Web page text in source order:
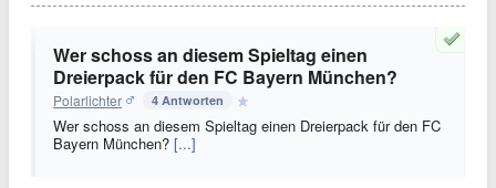
Wer schoss an diesem Spieltag einen
Dreierpack für den FC Bayern München?
Polarlichter 4 Antworten
Wer schoss an diesem Spieltag einen Dreierpack für den FC
Bayern München? [...]